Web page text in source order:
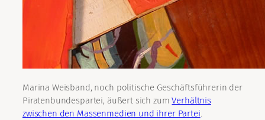
Marina Weisband, noch politische Geschäftsführerin der
Piratenbundespartei, äußert sich zumVerhältnis
zwischen den Massenmedien und ihrer Partei.